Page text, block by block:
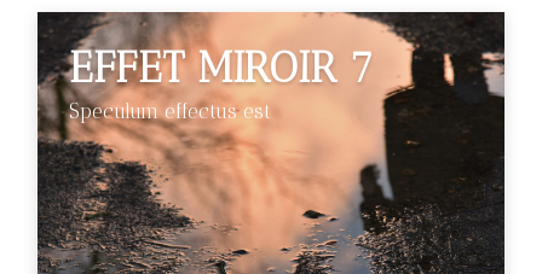
EFFET MIROIR 7
Speculum effectus est
€89